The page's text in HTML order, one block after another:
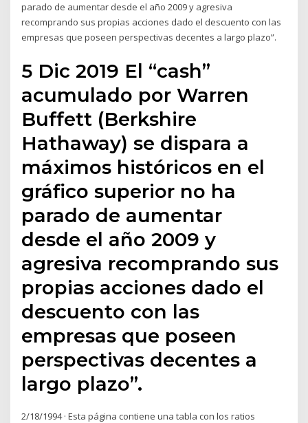
parado de aumentar desde el año 2009 y agresiva
recomprando sus propias acciones dado el descuento con las
empresas que poseen perspectivas decentes a largo plazo”.
5 Dic 2019 El “cash”
acumulado por Warren
Buffett (Berkshire
Hathaway) se dispara a
máximos históricos en el
gráfico superior no ha
parado de aumentar
desde el año 2009 y
agresiva recomprando sus
propias acciones dado el
descuento con las
empresas que poseen
perspectivas decentes a
largo plazo”.
2/18/1994 · Esta página contiene una tabla con los ratios